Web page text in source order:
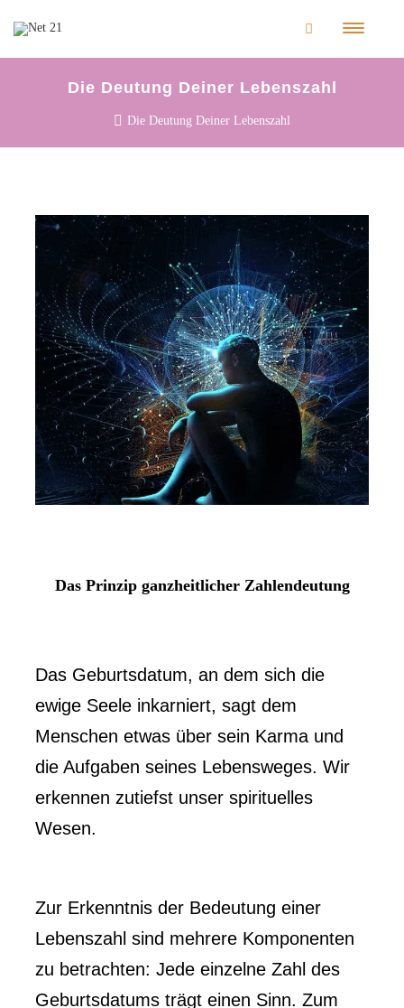
Die Deutung Deiner Lebenszahl
Die Deutung Deiner Lebenszahl
Das Prinzip ganzheitlicher Zahlendeutung
Das Geburtsdatum, an dem sich die
ewige Seele inkarniert, sagt dem
Menschen etwas über sein Karma und
die Aufgaben seines Lebensweges. Wir
erkennen zutiefst unser spirituelles
Wesen.
Zur Erkenntnis der Bedeutung einer
Lebenszahl sind mehrere Komponenten
zu betrachten: Jede einzelne Zahl des
Geburtsdatums trägt einen Sinn. Zum